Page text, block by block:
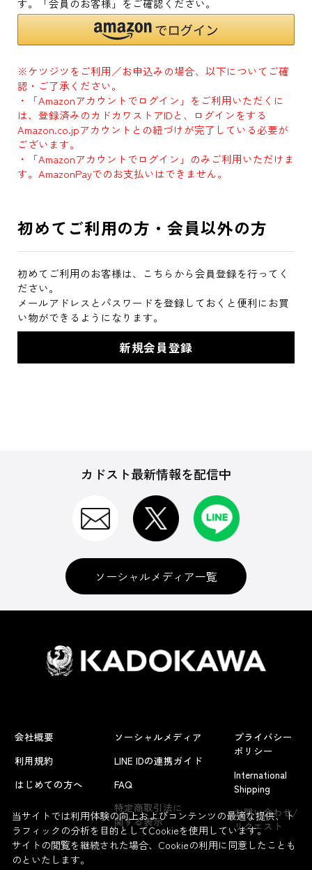
す。「会員のお客様」をご確認ください。
※ケツジツをご利用／お申込みの場合、以下についてご確
認・ご了承ください。
・「Amazonアカウントでログイン」をご利用いただくに
は、登録済みのカドカワストアIDと、ログインをする
Amazon.co.jpアカウントとの紐づけが完了している必要が
ございます。
・「Amazonアカウントでログイン」のみご利用いただけま
す。AmazonPayでのお支払いはできません。
初めてご利用の方・会員以外の方
初めてご利用のお客様は、こちらから会員登録を行ってく
ださい。
メールアドレスとパスワードを登録しておくと便利にお買
い物ができるようになります。
カドスト最新情報を配信中
ソーシャルメディア一覧
会社概要
利用規約
はじめての方へ
ソーシャルメディア
LINE IDの連携ガイド
FAQ
特定商取引法に
関する表示
プライバシー
ポリシー
International
Shipping
お問い合わせ/
リクエスト
当サイトでは利用体験の向上およびコンテンツの最適な提供、ト
ラフィックの分析を目的としてCookieを使用しています。
サイトの閲覧を継続された場合、Cookieの利用に同意したことも
のといたします。